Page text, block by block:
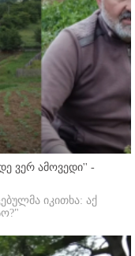
ვერ ამოვედი'' -
იკითხა: აქ